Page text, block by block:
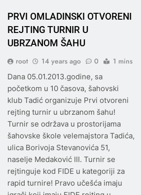
PRVI OMLADINSKI OTVORENI
REJTING TURNIR U
UBRZANOM ŠAHU
root 14 years ago 0 1 mins
Dana 05.01.2013.godine, sa
početkom u 10 časova, šahovski
klub Tadić organizuje Prvi otvoreni
rejting turnir u ubrzanom šahu!
Turnir se održava u prostorijama
šahovske škole velemajstora Tadića,
ulica Borivoja Stevanovića 51,
naselje Medaković III. Turnir se
rejtinguje kod FIDE u kategoriji za
rapid turnire! Pravo učešća imaju